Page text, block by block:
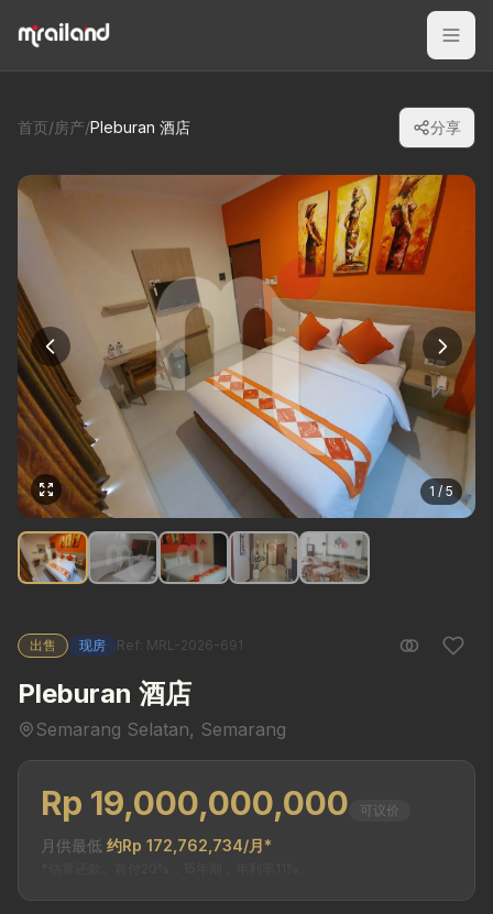
首页/房产/Pleburan 酒店 分享
1 / 5
出售 现房 Ref: MRL-2026-691
Pleburan 酒店
Semarang Selatan, Semarang
Rp 19,000,000,000 可议价
月供最低 约Rp 172,762,734/月*